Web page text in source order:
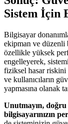
Sistem İçin
Bilgisayar
ekipman ve düzenli
özellikle yüksek
engelleyerek,
fiziksel hasar riskini
ve kullanıcıların
yapmasına olanak
Unutmayın, doğru
bilgisayarınızın